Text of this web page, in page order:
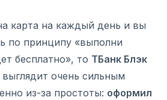
карта на каждый день и вы
по принципу «выполни
бесплатно», то ТБанк Блэк
выглядит очень сильным
из-за простоты: оформил